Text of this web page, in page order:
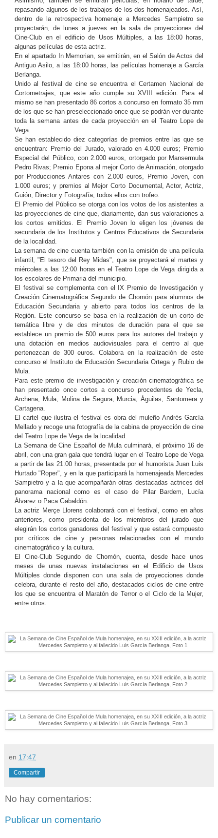
repasando algunos de los trabajos de los dos homenajeados. Así,
dentro de la retrospectiva homenaje a Mercedes Sampietro se
proyectarán, de lunes a jueves en la sala de proyecciones del
Cine-Club en el edificio de Usos Múltiples, a las 18:00 horas,
algunas películas de esta actriz.
En el apartado In Memorian, se emitirán, en el Salón de Actos del
Antiguo Asilo, a las 18:00 horas, las películas homenaje a García
Berlanga.
Unido al festival de cine se encuentra el Certamen Nacional de
Cortometrajes, que este año cumple su XVIII edición. Para el
mismo se han presentado 86 cortos a concurso en formato 35 mm
de los que se han preseleccionado once que se podrán ver durante
toda la semana antes de cada proyección en el Teatro Lope de
Vega.
Se han establecido diez categorías de premios entre las que se
encuentran: Premio del Jurado, valorado en 4.000 euros; Premio
Especial del Público, con 2.000 euros, ortorgado por Mansermula
Pedro Rivas; Premio Epona al mejor Corto de Animación, otorgado
por Producciones Antares con 2.000 euros, Premio Joven, con
1.000 euros; y premios al Mejor Corto Documental, Actor, Actriz,
Guión, Director y Fotografía, todos ellos con trofeo.
El Premio del Público se otorga con los votos de los asistentes a
las proyecciones de cine que, diariamente, dan sus valoraciones a
los cortos emitidos. El Premio Joven lo eligen los jóvenes de
secundaria de los Institutos y Centros Educativos de Secundaria
de la localidad.
La semana de cine cuenta también con la emisión de una película
infantil, "El tesoro del Rey Midas", que se proyectará el martes y
miércoles a las 12:00 horas en el Teatro Lope de Vega dirigida a
los escolares de Primaria del municipio.
El festival se complementa con el IX Premio de Investigación y
Creación Cinematográfica Segundo de Chomón para alumnos de
Educación Secundaria y abierto para todos los centros de la
Región. Este concurso se basa en la realización de un corto de
temática libre y de dos minutos de duración para el que se
establece un premio de 500 euros para los autores del trabajo y
una dotación en medios audiovisuales para el centro al que
pertenezcan de 300 euros. Colabora en la realización de este
concurso el Instituto de Educación Secundaria Ortega y Rubio de
Mula.
Para este premio de investigación y creación cinematográfica se
han presentado once cortos a concurso procedentes de Yecla,
Archena, Mula, Molina de Segura, Murcia, Águilas, Santomera y
Cartagena.
El cartel que ilustra el festival es obra del muleño Andrés García
Mellado y recoge una fotografía de la cabina de proyección de cine
del Teatro Lope de Vega de la localidad.
La Semana de Cine Español de Mula culminará, el próximo 16 de
abril, con una gran gala que tendrá lugar en el Teatro Lope de Vega
a partir de las 21:00 horas, presentada por el humorista Juan Luis
Hurtado "Roper", y en la que participará la homenajeada Mercedes
Sampietro y a la que acompañarán otras destacadas actrices del
panorama nacional como es el caso de Pilar Bardem, Lucía
Álvarez o Paca Gabaldón.
La actriz Merçe Llorens colaborará con el festival, como en años
anteriores, como presidenta de los miembros del jurado que
elegirán los cortos ganadores del festival y que estará compuesto
por críticos de cine y personas relacionadas con el mundo
cinematográfico y la cultura.
El Cine-Club Segundo de Chomón, cuenta, desde hace unos
meses de unas nuevas instalaciones en el Edificio de Usos
Múltiples donde disponen con una sala de proyecciones donde
celebra, durante el resto del año, destacados ciclos de cine entre
los que se encuentra el Maratón de Terror o el Ciclo de la Mujer,
entre otros.
en 17:47
Compartir
No hay comentarios:
Publicar un comentario